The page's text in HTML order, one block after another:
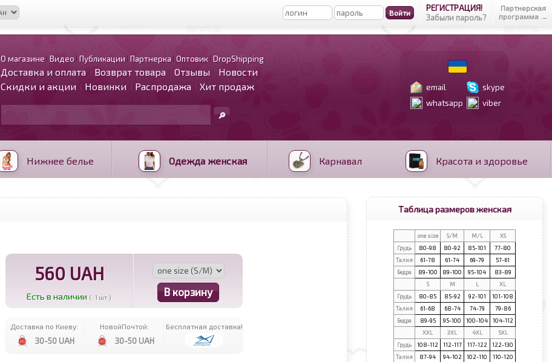
РЕГИСТРАЦИЯ!
Забыли пароль?
Партнерская
программа →
О магазине Видео Публикации Партнерка Оптовик DropShipping
Доставка и оплата Возврат товара Отзывы
Новости
Скидки и акции
Новинки Распродажа Хит продаж email
skype
whatsapp
viber
Нижнее белье Одежда женская Карнавал Красота и здоровье
560 UAH
Есть в наличии (~1 шт.)
Доставка по Киеву:
30-50 UAH
НовойПочтой:
30-50 UAH
Бесплатная доставка!
Таблица размеров женская
one size S/M M/L
XS
Грудь
80-98 80-92 85-101
77-80
Талия
61-78 61-74 69-79
57-61
Бедра
89-100 89-100 95-104
83-89
S
М L
XL
Грудь
80-85 85-92 92-101
101-108
Талия
61-68 68-74 74-79
79-86
Бедра
89-95 95-100 100-104
104-112
XXL
3XL 4XL
5XL
Грудь
108-112 112-117 117-122
122-130
Талия
87-94 94-102 102-110
110-120